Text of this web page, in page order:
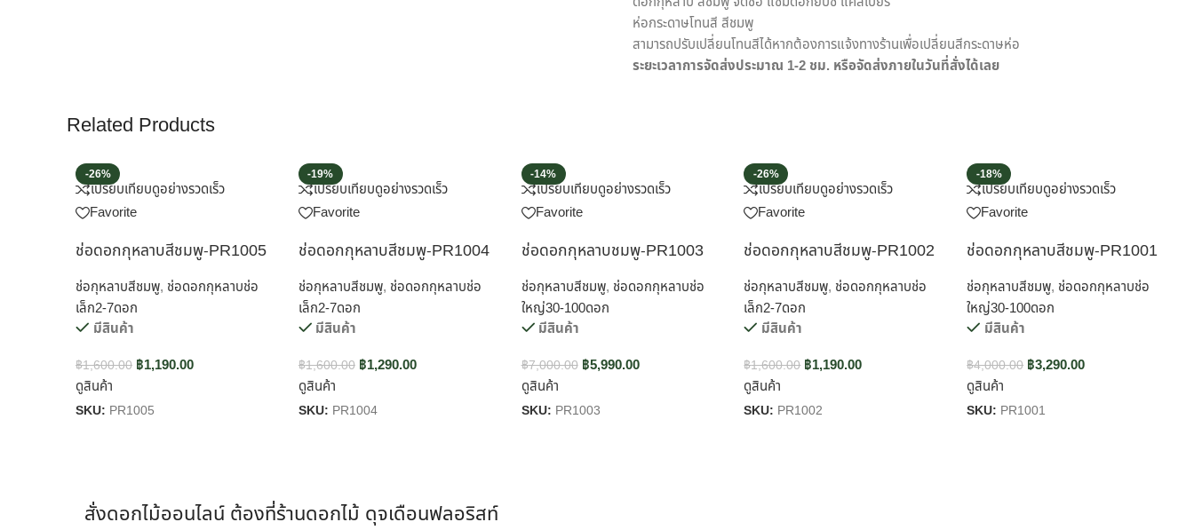
ห่อกระดาษโทนสี สีชมพู
สามารถปรับเปลี่ยนโทนสีได้หากต้องการแจ้งทางร้านเพื่อเปลี่ยนสีกระดาษห่อ
ระยะเวลาการจัดส่งประมาณ 1-2 ชม. หรือจัดส่งภายในวันที่สั่งได้เลย
Related Products
-26%
เปรียบเทียบดูอย่างรวดเร็ว
Favorite
ช่อดอกกุหลาบสีชมพู-PR1005
ช่อกุหลาบสีชมพู, ช่อดอกกุหลาบช่อ
เล็ก2-7ดอก
มีสินค้า
฿1,600.00 ฿1,190.00
ดูสินค้า
SKU: PR1005
-19%
เปรียบเทียบดูอย่างรวดเร็ว
Favorite
ช่อดอกกุหลาบสีชมพู-PR1004
ช่อกุหลาบสีชมพู, ช่อดอกกุหลาบช่อ
เล็ก2-7ดอก
มีสินค้า
฿1,600.00 ฿1,290.00
ดูสินค้า
SKU: PR1004
-14%
เปรียบเทียบดูอย่างรวดเร็ว
Favorite
ช่อดอกกุหลาบชมพู-PR1003
ช่อกุหลาบสีชมพู, ช่อดอกกุหลาบช่อ
ใหญ่30-100ดอก
มีสินค้า
฿7,000.00 ฿5,990.00
ดูสินค้า
SKU: PR1003
-26%
เปรียบเทียบดูอย่างรวดเร็ว
Favorite
ช่อดอกกุหลาบสีชมพู-PR1002
ช่อกุหลาบสีชมพู, ช่อดอกกุหลาบช่อ
เล็ก2-7ดอก
มีสินค้า
฿1,600.00 ฿1,190.00
ดูสินค้า
SKU: PR1002
-18%
เปรียบเทียบดูอย่างรวดเร็ว
Favorite
ช่อดอกกุหลาบสีชมพู-PR1001
ช่อกุหลาบสีชมพู, ช่อดอกกุหลาบช่อ
ใหญ่30-100ดอก
มีสินค้า
฿4,000.00 ฿3,290.00
ดูสินค้า
SKU: PR1001
สั่งดอกไม้ออนไลน์ ต้องที่ร้านดอกไม้ ดุจเดือนฟลอริสท์